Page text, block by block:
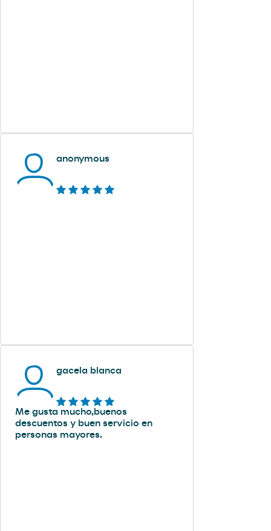
anonymous
gacela blanca
Me gusta mucho,buenos
descuentos y buen servicio en
personas mayores.